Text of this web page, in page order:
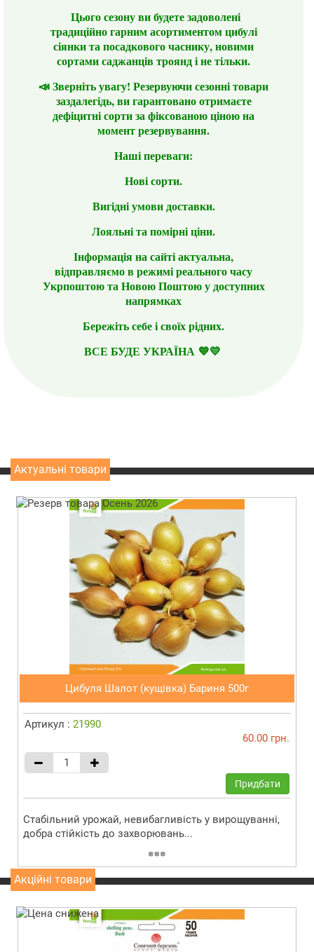
Цього сезону ви будете задоволені
традиційно гарним асортиментом цибулі
сіянки та посадкового часнику, новими
сортами саджанців троянд і не тільки.
📣 Зверніть увагу! Резервуючи сезонні товари
заздалегідь, ви гарантовано отримаєте
дефіцитні сорти за фіксованою ціною на
момент резервування.
Наші переваги:
Нові сорти.
Вигідні умови доставки.
Лояльні та помірні ціни.
Інформація на сайті актуальна,
відправляємо в режимі реального часу
Укрпоштою та Новою Поштою у доступних
напрямках
Бережіть себе і своїх рідних.
ВСЕ БУДЕ УКРАЇНА 💙💛
Актуальні товари
Цибуля Шалот (кущівка) Бариня 500г
Артикул : 21990
60.00 грн.
Придбати
Стабільний урожай, невибагливість у вирощуванні,
добра стійкість до захворювань...
Акційні товари